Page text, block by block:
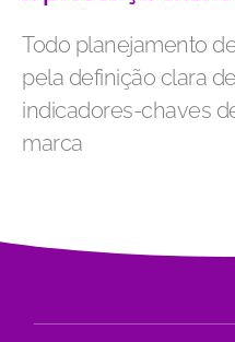
Todo planejamento
pela definição clara
indicadores-chaves
marca